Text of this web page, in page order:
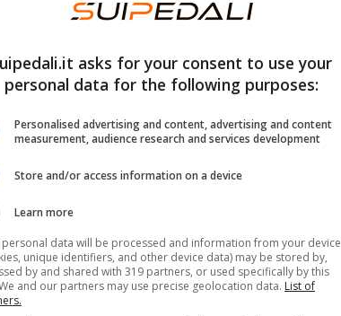
due hanno annunciato di essere tornati
brillante carriera televisiva
. Pochi sanno
asks for your consent to use your
personal data for the following purposes:
Personalised advertising and content, advertising and content
measurement, audience research and services development
Store and/or access information on a device
Learn more
data will be processed and information from your device
unique identifiers, and other device data) may be stored by,
by and shared with 319 partners, or used specifically by this
and our partners may use precise geolocation data. List of